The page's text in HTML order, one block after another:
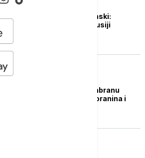
EVROPA
RAT U UKRAJINI Zelenski:
Ukrajina je ponudila Rusiji
Sirijske vlasti uvele zabranu
alkoholnih pića u restoranina i